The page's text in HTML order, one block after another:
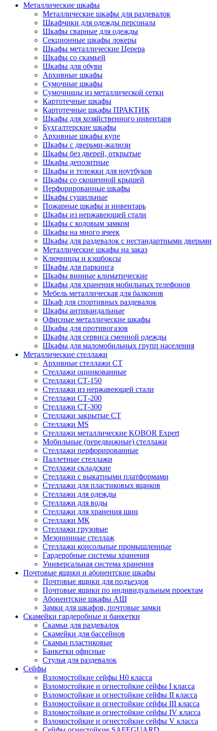
Металлические шкафы
Металлические шкафы для раздевалок
Шкафчики для одежды персонала
Шкафы сварные для одежды
Секционные шкафы локеры
Шкафы металлические Церера
Шкафы со скамьей
Шкафы для обуви
Архивные шкафы
Сумочные шкафы
Сумочницы из металлической сетки
Картотечные шкафы
Картотечные шкафы ПРАКТИК
Шкафы для хозяйственного инвентаря
Бухгалтерские шкафы
Архивные шкафы купе
Шкафы с дверьми-жалюзи
Шкафы без дверей, открытые
Шкафы депозитные
Шкафы и тележки для ноутбуков
Шкафы со скошенной крышей
Перфорированные шкафы
Шкафы сушильные
Пожарные шкафы и инвентарь
Шкафы из нержавеющей стали
Шкафы с кодовым замком
Шкафы на много ячеек
Шкафы для раздевалок с нестандартными дверьми
Металлические шкафы на заказ
Ключницы и кэшбоксы
Шкафы для паркинга
Шкафы винные климатические
Шкафы для хранения мобильных телефонов
Мебель металлическая для балконов
Шкаф для спортивных раздевалок
Шкафы антивандальные
Офисные металлические шкафы
Шкафы для противогазов
Шкафы для сервиса сменной одежды
Шкафы для маломобильных групп населения
Металлические стеллажи
Архивные стеллажи СТ
Стеллажи оцинкованные
Стеллажи СТ-150
Стеллажи из нержавеющей стали
Стеллажи СТ-200
Стеллажи СТ-300
Стеллажи закрытые СТ
Стеллажи MS
Стеллажи металлические KOBOR Expert
Мобильные (передвижные) стеллажи
Стеллажи перфорированные
Паллетные стеллажи
Стеллажи складские
Стеллажи с выкатными платформами
Стеллажи для пластиковых ящиков
Стеллажи для одежды
Стеллажи для воды
Стеллажи для хранения шин
Стеллажи МК
Стеллажи грузовые
Мезонинные стеллаж
Стеллажи консольные промышленные
Гардеробные системы хранения
Универсальная система хранения
Почтовые ящики и абонентские шкафы
Почтовые ящики для подъездов
Почтовые ящики по индивидуальным проектам
Абонентские шкафы АШ
Замки для шкафов, почтовые замки
Скамейки гардеробные и банкетки
Скамьи для раздевалок
Скамейки для бассейнов
Скамьи пластиковые
Банкетки офисные
Стулья для раздевалок
Сейфы
Взломостойкие сейфы H0 класса
Взломостойкие и огнестойкие сейфы I класса
Взломостойкие и огнестойкие сейфы II класса
Взломостойкие и огнестойкие сейфы III класса
Взломостойкие и огнестойкие сейфы IV класса
Взломостойкие и огнестойкие сейфы V класса